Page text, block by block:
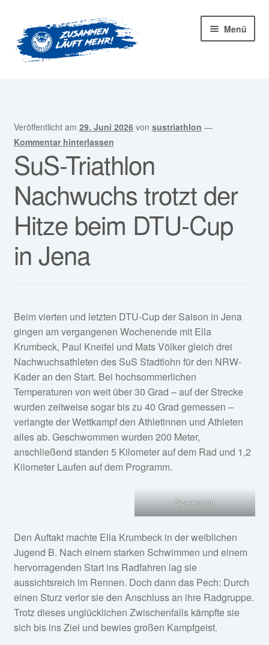
Navigation
springen
Zum
Inhalt
springen
Menü
Unser Verein
Abteilungen
Kurse
Sponsoren
Service
Veröffentlicht am 29. Juni 2026 von sustriathlon —
Kommentar hinterlassen
SuS-Triathlon
Nachwuchs trotzt der
Hitze beim DTU-Cup
in Jena
Beim vierten und letzten DTU-Cup der Saison in Jena
gingen am vergangenen Wochenende mit Ella
Krumbeck, Paul Kneifel und Mats Völker gleich drei
Nachwuchsathleten des SuS Stadtlohn für den NRW-
Kader an den Start. Bei hochsommerlichen
Temperaturen von weit über 30 Grad – auf der Strecke
wurden zeitweise sogar bis zu 40 Grad gemessen –
verlangte der Wettkampf den Athletinnen und Athleten
alles ab. Geschwommen wurden 200 Meter,
anschließend standen 5 Kilometer auf dem Rad und 1,2
Kilometer Laufen auf dem Programm.
Screenshot
Den Auftakt machte Ella Krumbeck in der weiblichen
Jugend B. Nach einem starken Schwimmen und einem
hervorragenden Start ins Radfahren lag sie
aussichtsreich im Rennen. Doch dann das Pech: Durch
einen Sturz verlor sie den Anschluss an ihre Radgruppe.
Trotz dieses unglücklichen Zwischenfalls kämpfte sie
sich bis ins Ziel und bewies großen Kampfgeist.